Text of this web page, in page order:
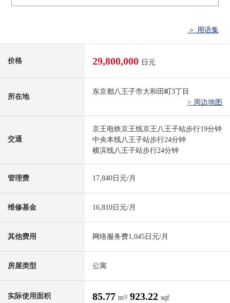
＞ 用语集
价格 29,800,000 日元
所在地
东京都八王子市大和田町3丁目
> 周边地图
交通
京王电铁京王线京王八王子站步行19分钟
中央本线八王子站步行24分钟
横滨线八王子站步行24分钟
管理费 17,840日元/月
维修基金 16,810日元/月
其他费用 网络服务费1,045日元/月
房屋类型 公寓
实际使用面积 85.77 m²/ 923.22 sqf